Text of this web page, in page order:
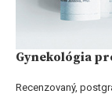
Gynekológia
Recenzovaný,